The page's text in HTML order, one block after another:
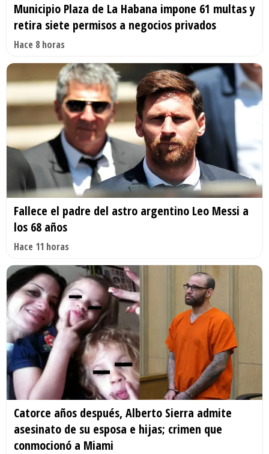
Municipio Plaza de La Habana impone 61 multas y
retira siete permisos a negocios privados
Hace 8 horas
Fallece el padre del astro argentino Leo Messi a
los 68 años
Hace 11 horas
Catorce años después, Alberto Sierra admite
asesinato de su esposa e hijas; crimen que
conmocionó a Miami